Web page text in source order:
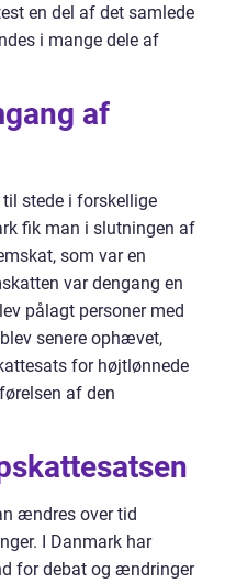
en del af det samlede
i mange dele af
af
stede i forskellige
fik man i slutningen af
som var en
var dengang en
pålagt personer med
senere ophævet,
for højtlønnede
af den
ændres over tid
I Danmark har
for debat og ændringer